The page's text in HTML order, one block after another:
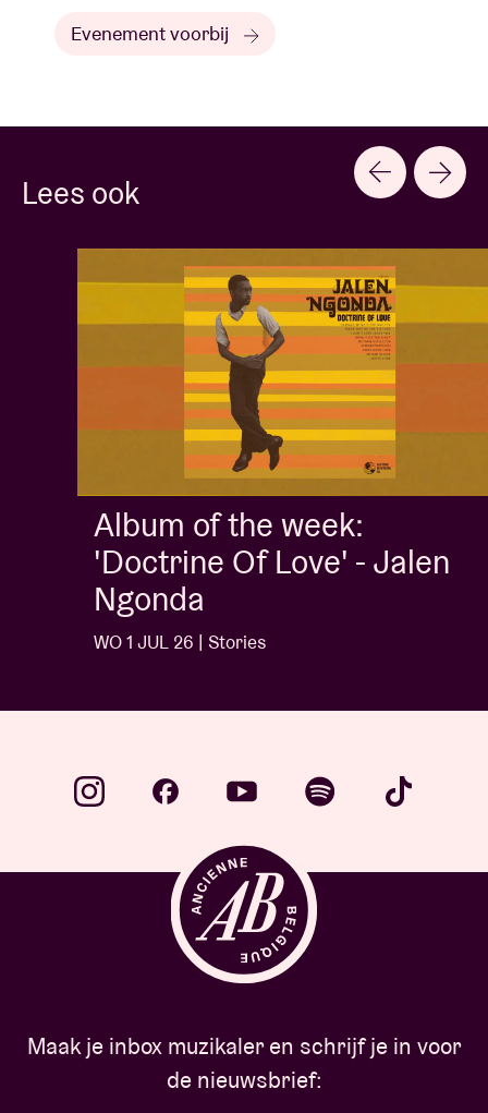
Evenement voorbij
Lees ook
Album of the week:
'Doctrine Of Love' - Jalen
Ngonda
WO 1 JUL 26 | Stories
Maak je inbox muzikaler en schrijf je in voor
de nieuwsbrief: